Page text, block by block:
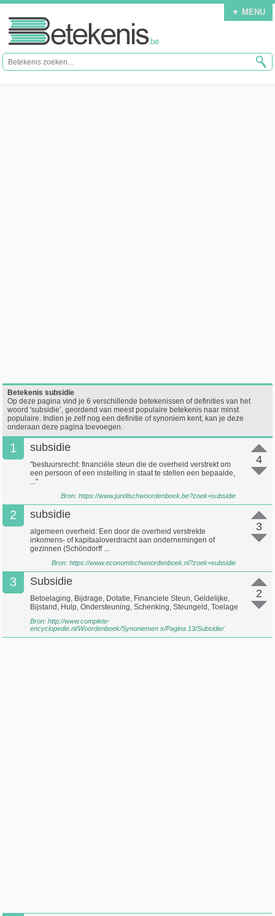
▼ MENU
Betekenis subsidie
Op deze pagina vind je 6 verschillende betekenissen of definities van het
woord 'subsidie’, geordend van meest populaire betekenis naar minst
populaire. Indien je zelf nog een definitie of synoniem kent, kan je deze
onderaan deze pagina toevoegen.
1
4
subsidie
"bestuursrecht: financiële steun die de overheid verstrekt om
een persoon of een instelling in staat te stellen een bepaalde,
..."
Bron: https://www.juridischwoordenboek.be?zoek=subsidie
2
3
subsidie
algemeen overheid: Een door de overheid verstrekte
inkomens- of kapitaaloverdracht aan ondernemingen of
gezinnen (Schöndorff ...
Bron: https://www.economischwoordenboek.nl?zoek=subsidie
3
2
Subsidie
Betoelaging, Bijdrage, Dotatie, Financiele Steun, Geldelijke,
Bijstand, Hulp, Ondersteuning, Schenking, Steungeld, Toelage
Bron:http://www.complete-
encyclopedie.nl/Woordenboek/Synoniemen s/Pagina 13/Subsidie/